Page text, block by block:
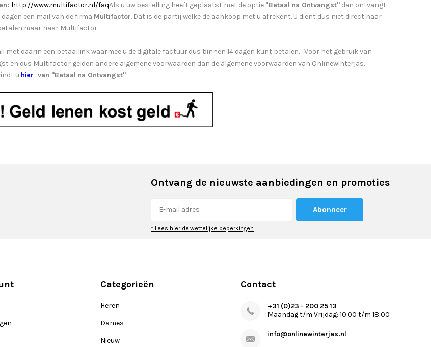
http://www.multifactor.nl/faqAls u uw bestelling heeft geplaatst met de optie "Betaal na Ontvangst" dan ontvangt
een mail van de firma Multifactor. Dat is de partij welke de aankoop met u afrekent. U dient dus niet direct naar
maar naar Multifactor.
met daarin een betaallink waarmee u de digitale factuur dus binnen 14 dagen kunt betalen. Voor het gebruik van
en dus Multifactor gelden andere algemene voorwaarden dan de algemene voorwaarden van Onlinewinterjas.
u hier van "Betaal na Ontvangst"
Ontvang de nieuwste aanbiedingen en promoties
Abonneer
* Lees hier de wettelijke beperkingen
Categorieën
Heren
Dames
Nieuw
Contact
+31 (0)23 - 200 25 13
Maandag t/m Vrijdag: 10:00 t/m 18:00
info@onlinewinterjas.nl